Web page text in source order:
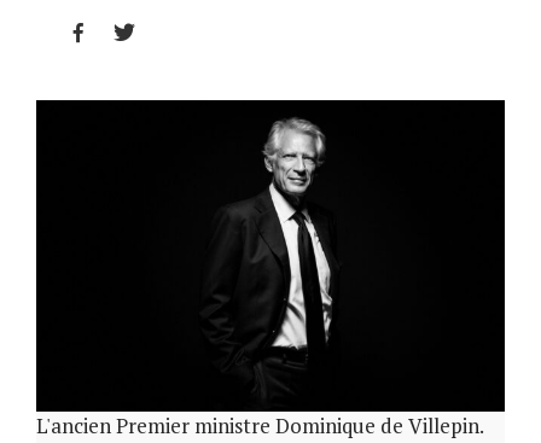
 
L'ancien Premier ministre Dominique de Villepin.